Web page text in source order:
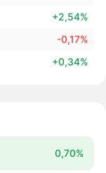
+2,54%
-0,17%
+0,34%
0,70%